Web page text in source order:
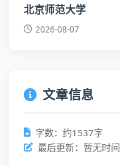
北京师范大学
2026-08-07
文章信息
字数：约1537字
最后更新：暂无时间